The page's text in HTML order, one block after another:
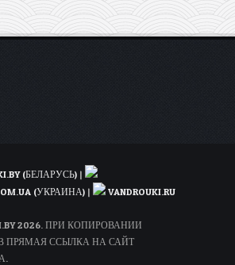
(БЕЛАРУСЬ) |
(УКРАИНА) |
VANDROUKI.RU
2026. ПРИ КОПИРОВАНИИ
ПРЯМАЯ ССЫЛКА НА САЙТ